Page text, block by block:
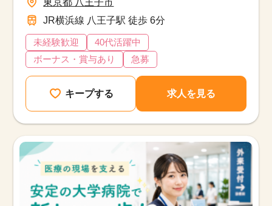
JR横浜線 八王子駅 徒歩 6分
未経験歓迎
40代活躍中
ボーナス・賞与あり
急募
キープする 求人を見る